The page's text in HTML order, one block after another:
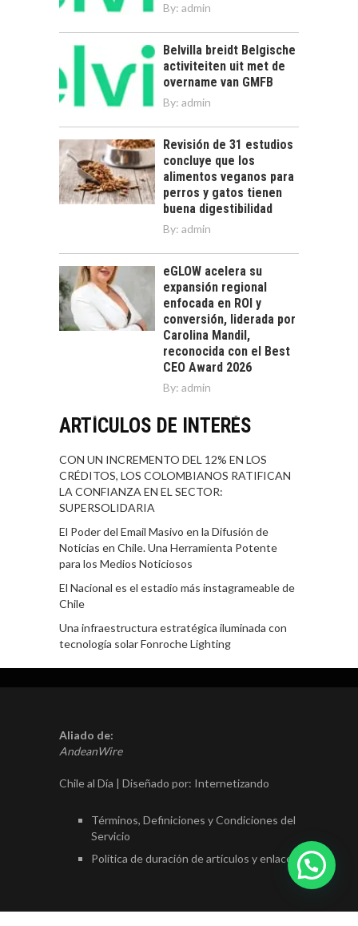
By: admin
Belvilla breidt Belgische
activiteiten uit met de
overname van GMFB
By: admin
Revisión de 31 estudios
concluye que los
alimentos veganos para
perros y gatos tienen
buena digestibilidad
By: admin
eGLOW acelera su
expansión regional
enfocada en ROI y
conversión, liderada por
Carolina Mandil,
reconocida con el Best
CEO Award 2026
By: admin
ARTÍCULOS DE INTERÉS
CON UN INCREMENTO DEL 12% EN LOS
CRÉDITOS, LOS COLOMBIANOS RATIFICAN
LA CONFIANZA EN EL SECTOR:
SUPERSOLIDARIA
El Poder del Email Masivo en la Difusión de
Noticias en Chile. Una Herramienta Potente
para los Medios Noticiosos
El Nacional es el estadio más instagrameable de
Chile
Una infraestructura estratégica iluminada con
tecnología solar Fonroche Lighting
Aliado de:
AndeanWire
Chile al Día | Diseñado por: Internetizando
Términos, Definiciones y Condiciones del
Servicio
Política de duración de artículos y enlaces